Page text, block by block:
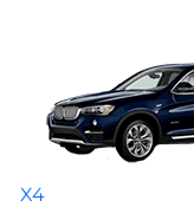
X4